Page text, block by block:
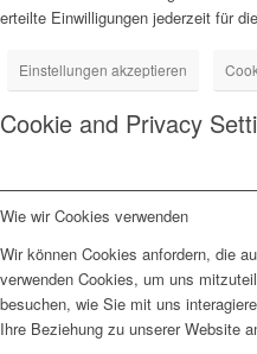
erteilte Einwilligungen jederzeit für
Einstellungen akzeptieren
Cookie and Privacy
Wie wir Cookies verwenden
Wir können Cookies anfordern, die
verwenden Cookies, um uns
besuchen, wie Sie mit uns
Ihre Beziehung zu unserer Website